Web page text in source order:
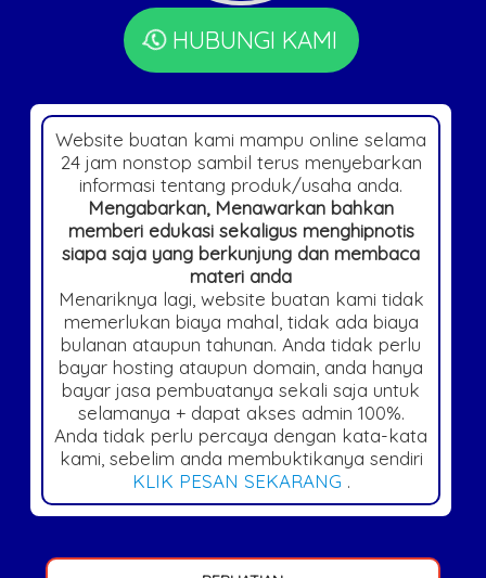
HUBUNGI KAMI
Website buatan kami mampu online selama
24 jam nonstop sambil terus menyebarkan
informasi tentang produk/usaha anda.
Mengabarkan, Menawarkan bahkan
memberi edukasi sekaligus menghipnotis
siapa saja yang berkunjung dan membaca
materi anda
Menariknya lagi, website buatan kami tidak
memerlukan biaya mahal, tidak ada biaya
bulanan ataupun tahunan. Anda tidak perlu
bayar hosting ataupun domain, anda hanya
bayar jasa pembuatanya sekali saja untuk
selamanya + dapat akses admin 100%.
Anda tidak perlu percaya dengan kata-kata
kami, sebelim anda membuktikanya sendiri
KLIK PESAN SEKARANG .